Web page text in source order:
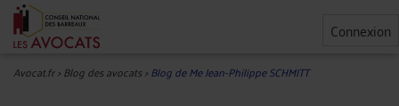
Connexion
Avocat.fr>Blog des avocats>Blog de Me Jean-Philippe SCHMITT